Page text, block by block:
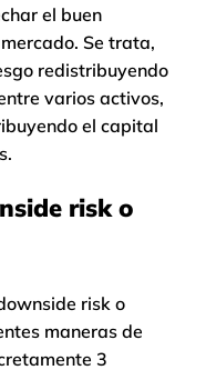
el buen
Se trata,
redistribuyendo
varios activos,
el capital
risk o
risk o
maneras de
3